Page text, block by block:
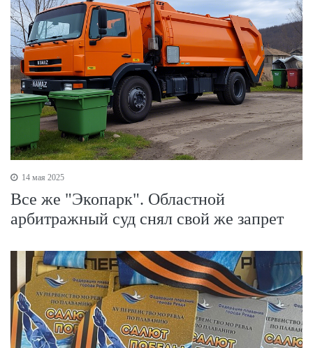
14 мая 2025
Все же "Экопарк". Областной
арбитражный суд снял свой же запрет